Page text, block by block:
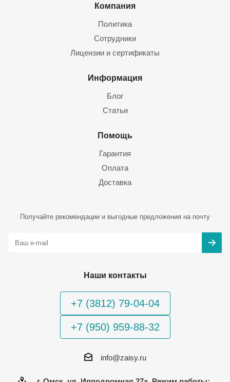
Компания
Политика
Сотрудники
Лицензии и сертификаты
Информация
Блог
Статьи
Помощь
Гарантия
Оплата
Доставка
Получайте рекомендации и выгодные предложения на почту
Наши контакты
+7 (3812) 79-04-04
+7 (950) 959-88-32
info@zaisy.ru